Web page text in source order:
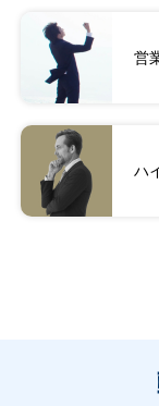
営
ハ